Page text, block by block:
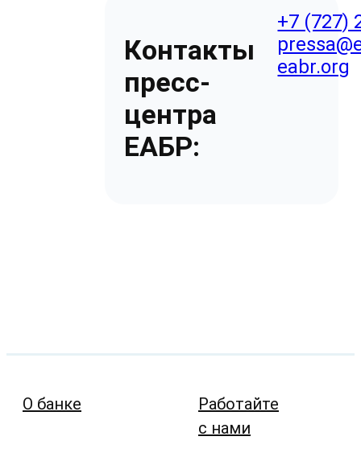
Контакты
пресс-
центра
ЕАБР:
+7 (727)
eabr.org
О банке
Работайте
с нами